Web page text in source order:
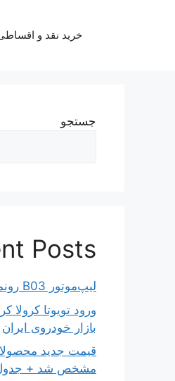
خرید نقد و
جستجو
Posts
لیپ‌موتور B03 رونمایی شد؛
بازار خودروی ایران
قیمت جدید
مشخص شد + جدول